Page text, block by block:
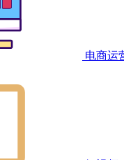
电商运